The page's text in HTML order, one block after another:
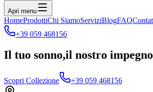
Apri menu
HomeProdottiChi SiamoServiziBlogFAQ
+39 059 468156
Il tuo sonno,il nostro impegno
Scopri Collezione +39 059 468156